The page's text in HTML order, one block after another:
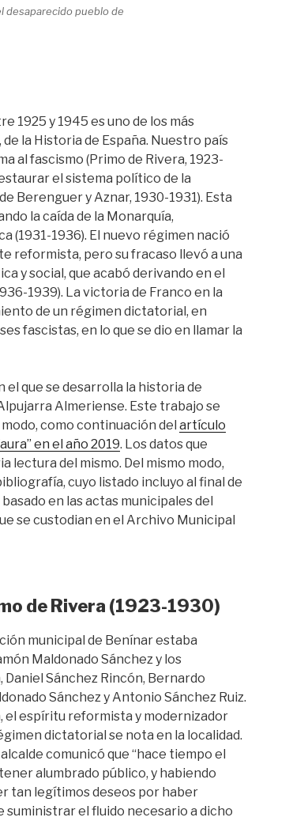
desaparecido pueblo de
1925 y 1945 es uno de los más
la Historia de España. Nuestro país
al fascismo (Primo de Rivera, 1923-
el sistema político de la
Berenguer y Aznar, 1930-1931). Esta
la caída de la Monarquía,
(1931-1936). El nuevo régimen nació
reformista, pero su fracaso llevó a una
y social, que acabó derivando en el
1939). La victoria de Franco en la
de un régimen dictatorial, en
fascistas, en lo que se dio en llamar la
el que se desarrolla la historia de
Almeriense. Este trabajo se
como continuación del artículo
en el año 2019. Los datos que
lectura del mismo. Del mismo modo,
cuyo listado incluyo al final de
en las actas municipales del
se custodian en el Archivo Municipal
de Rivera (1923-1930)
municipal de Benínar estaba
Maldonado Sánchez y los
Sánchez Rincón, Bernardo
Sánchez y Antonio Sánchez Ruiz.
el espíritu reformista y modernizador
dictatorial se nota en la localidad.
comunicó que “hace tiempo el
alumbrado público, y habiendo
tan legítimos deseos por haber
el fluido necesario a dicho